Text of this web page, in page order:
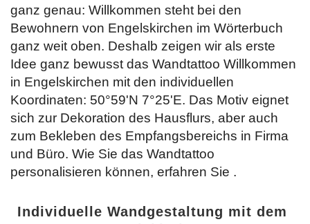
ganz genau: Willkommen steht bei den
Bewohnern von Engelskirchen im Wörterbuch
ganz weit oben. Deshalb zeigen wir als erste
Idee ganz bewusst das Wandtattoo Willkommen
in Engelskirchen mit den individuellen
Koordinaten: 50°59'N 7°25'E. Das Motiv eignet
sich zur Dekoration des Hausflurs, aber auch
zum Bekleben des Empfangsbereichs in Firma
und Büro. Wie Sie das Wandtattoo
personalisieren können, erfahren Sie .
Individuelle Wandgestaltung mit dem